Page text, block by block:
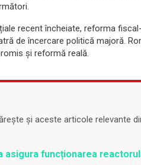
recent încheiate, reforma
de încercare politică majoră.
și reformă reală.
și aceste articole relevante
asigura funcționarea